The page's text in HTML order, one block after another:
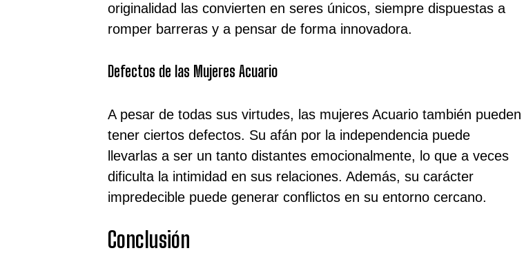
originalidad las convierten en seres únicos, siempre dispuestas a
romper barreras y a pensar de forma innovadora.
Defectos de las Mujeres Acuario
A pesar de todas sus virtudes, las mujeres Acuario también pueden
tener ciertos defectos. Su afán por la independencia puede
llevarlas a ser un tanto distantes emocionalmente, lo que a veces
dificulta la intimidad en sus relaciones. Además, su carácter
impredecible puede generar conflictos en su entorno cercano.
Conclusión